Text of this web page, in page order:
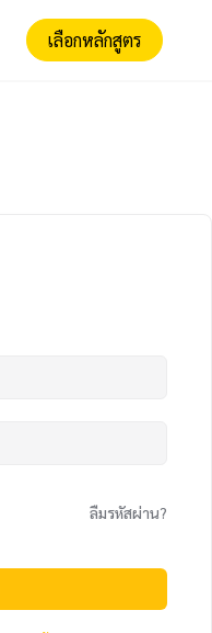
เลือกหลักสูตร
ลืมรหัสผ่าน?